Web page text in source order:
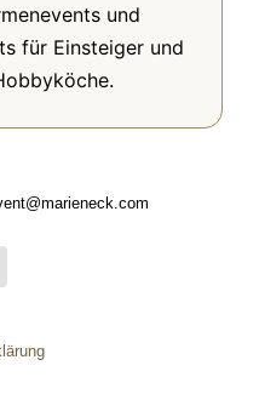
und
für Einsteiger und